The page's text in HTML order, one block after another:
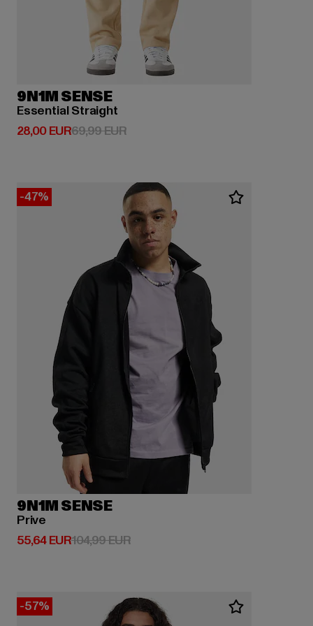
9N1M SENSE
Essential Straight
28,00 EUR
Derzeitiger Preis: 28,00 EUR
69,99 EURAktionspreis: 69,99 EUR
-47%
9N1M SENSE
Prive
55,64 EUR
Derzeitiger Preis: 55,64 EUR
104,99 EURAktionspreis: 104,99 EUR
-57%